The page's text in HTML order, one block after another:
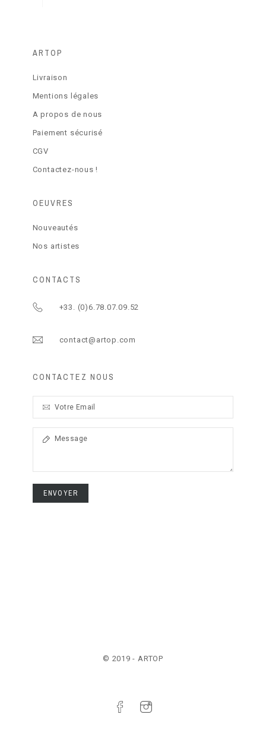
ARTOP
Livraison
Mentions légales
A propos de nous
Paiement sécurisé
CGV
Contactez-nous !
OEUVRES
Nouveautés
Nos artistes
CONTACTS
+33. (0)6.78.07.09.52
contact@artop.com
CONTACTEZ NOUS
ENVOYER
© 2019 - ARTOP